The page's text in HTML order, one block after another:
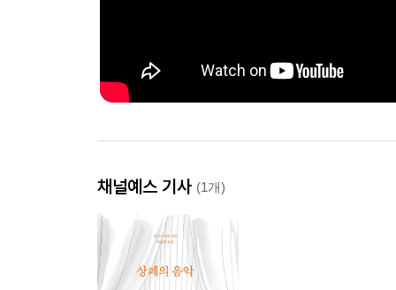
채널예스 기사 (1개)